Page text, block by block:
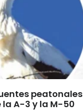
peatonales
A-3 y la M-50